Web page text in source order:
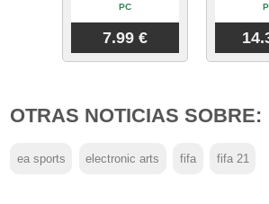
PC
7.99 €
OTRAS NOTICIAS SOBRE:
ea sports electronic arts fifa fifa 21